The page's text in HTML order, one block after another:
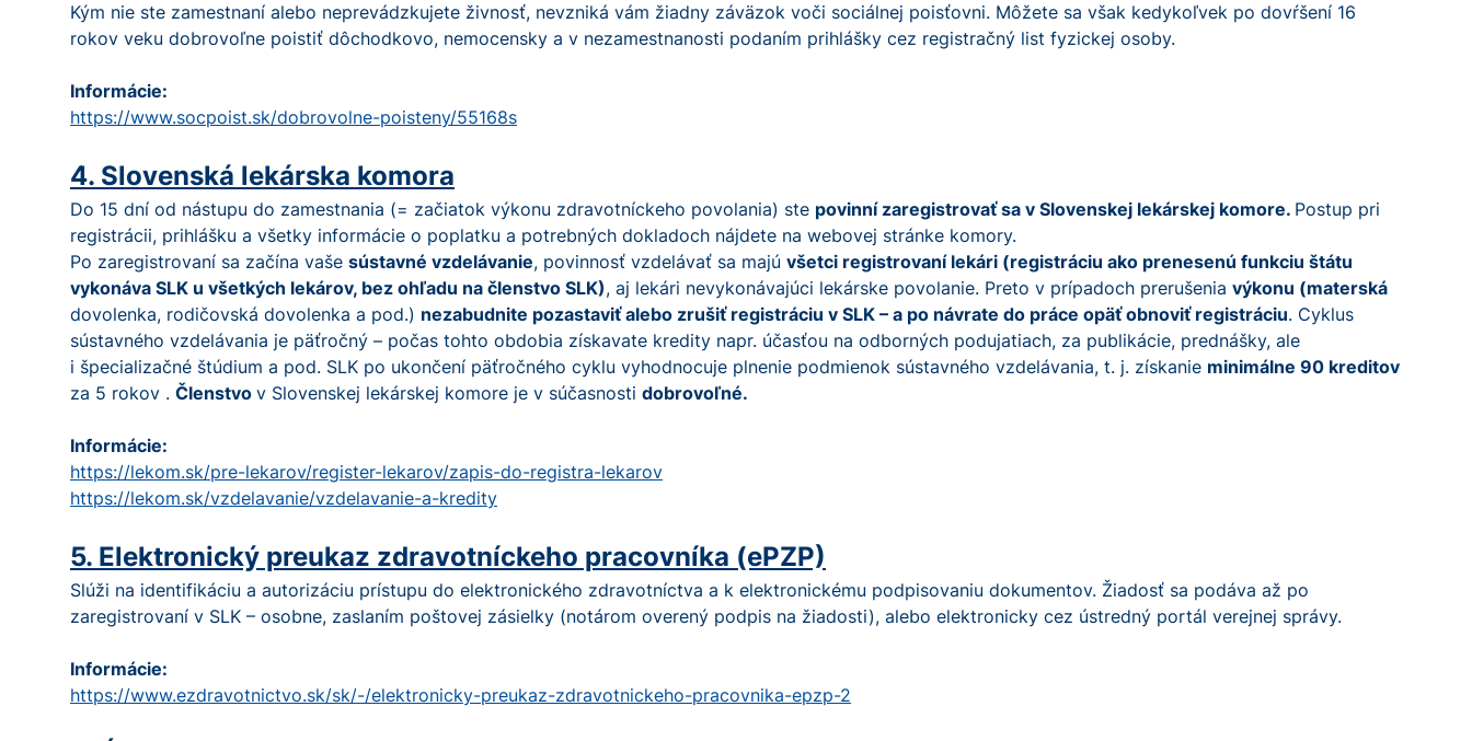
Kým nie ste zamestnaní alebo neprevádzkujete živnosť, nevzniká vám žiadny záväzok voči sociálnej poisťovni. Môžete sa však kedykoľvek po dovŕšení 16
rokov veku dobrovoľne poistiť dôchodkovo, nemocensky a v nezamestnanosti podaním prihlášky cez registračný list fyzickej osoby.
Informácie:
https://www.socpoist.sk/dobrovolne-poisteny/55168s
4. Slovenská lekárska komora
Do 15 dní od nástupu do zamestnania (= začiatok výkonu zdravotníckeho povolania) ste povinní zaregistrovať sa v Slovenskej lekárskej komore. Postup pri
registrácii, prihlášku a všetky informácie o poplatku a potrebných dokladoch nájdete na webovej stránke komory.
Po zaregistrovaní sa začína vaše sústavné vzdelávanie, povinnosť vzdelávať sa majú všetci registrovaní lekári (registráciu ako prenesenú funkciu štátu
vykonáva SLK u všetkých lekárov, bez ohľadu na členstvo SLK), aj lekári nevykonávajúci lekárske povolanie. Preto v prípadoch prerušenia výkonu (materská
dovolenka, rodičovská dovolenka a pod.) nezabudnite pozastaviť alebo zrušiť registráciu v SLK – a po návrate do práce opäť obnoviť registráciu. Cyklus
sústavného vzdelávania je päťročný – počas tohto obdobia získavate kredity napr. účasťou na odborných podujatiach, za publikácie, prednášky, ale
i špecializačné štúdium a pod. SLK po ukončení päťročného cyklu vyhodnocuje plnenie podmienok sústavného vzdelávania, t. j. získanie minimálne 90 kreditov
za 5 rokov . Členstvo v Slovenskej lekárskej komore je v súčasnosti dobrovoľné.
Informácie:
https://lekom.sk/pre-lekarov/register-lekarov/zapis-do-registra-lekarov
https://lekom.sk/vzdelavanie/vzdelavanie-a-kredity
5. Elektronický preukaz zdravotníckeho pracovníka (ePZP)
Slúži na identifikáciu a autorizáciu prístupu do elektronického zdravotníctva a k elektronickému podpisovaniu dokumentov. Žiadosť sa podáva až po
zaregistrovaní v SLK – osobne, zaslaním poštovej zásielky (notárom overený podpis na žiadosti), alebo elektronicky cez ústredný portál verejnej správy.
Informácie:
https://www.ezdravotnictvo.sk/sk/-/elektronicky-preukaz-zdravotnickeho-pracovnika-epzp-2